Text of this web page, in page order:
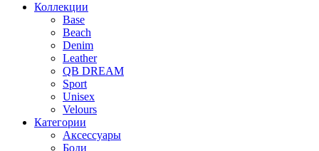
Коллекции
Base
Beach
Denim
Leather
QB DREAM
Sport
Unisex
Velours
Категории
Аксессуары
Боди